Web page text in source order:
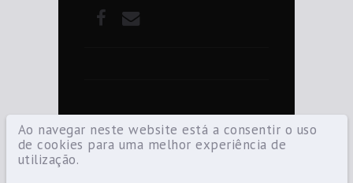
Ao navegar neste website está a consentir o uso
de cookies para uma melhor experiência de
utilização.©2021 Diocese de Santarém — Todos os